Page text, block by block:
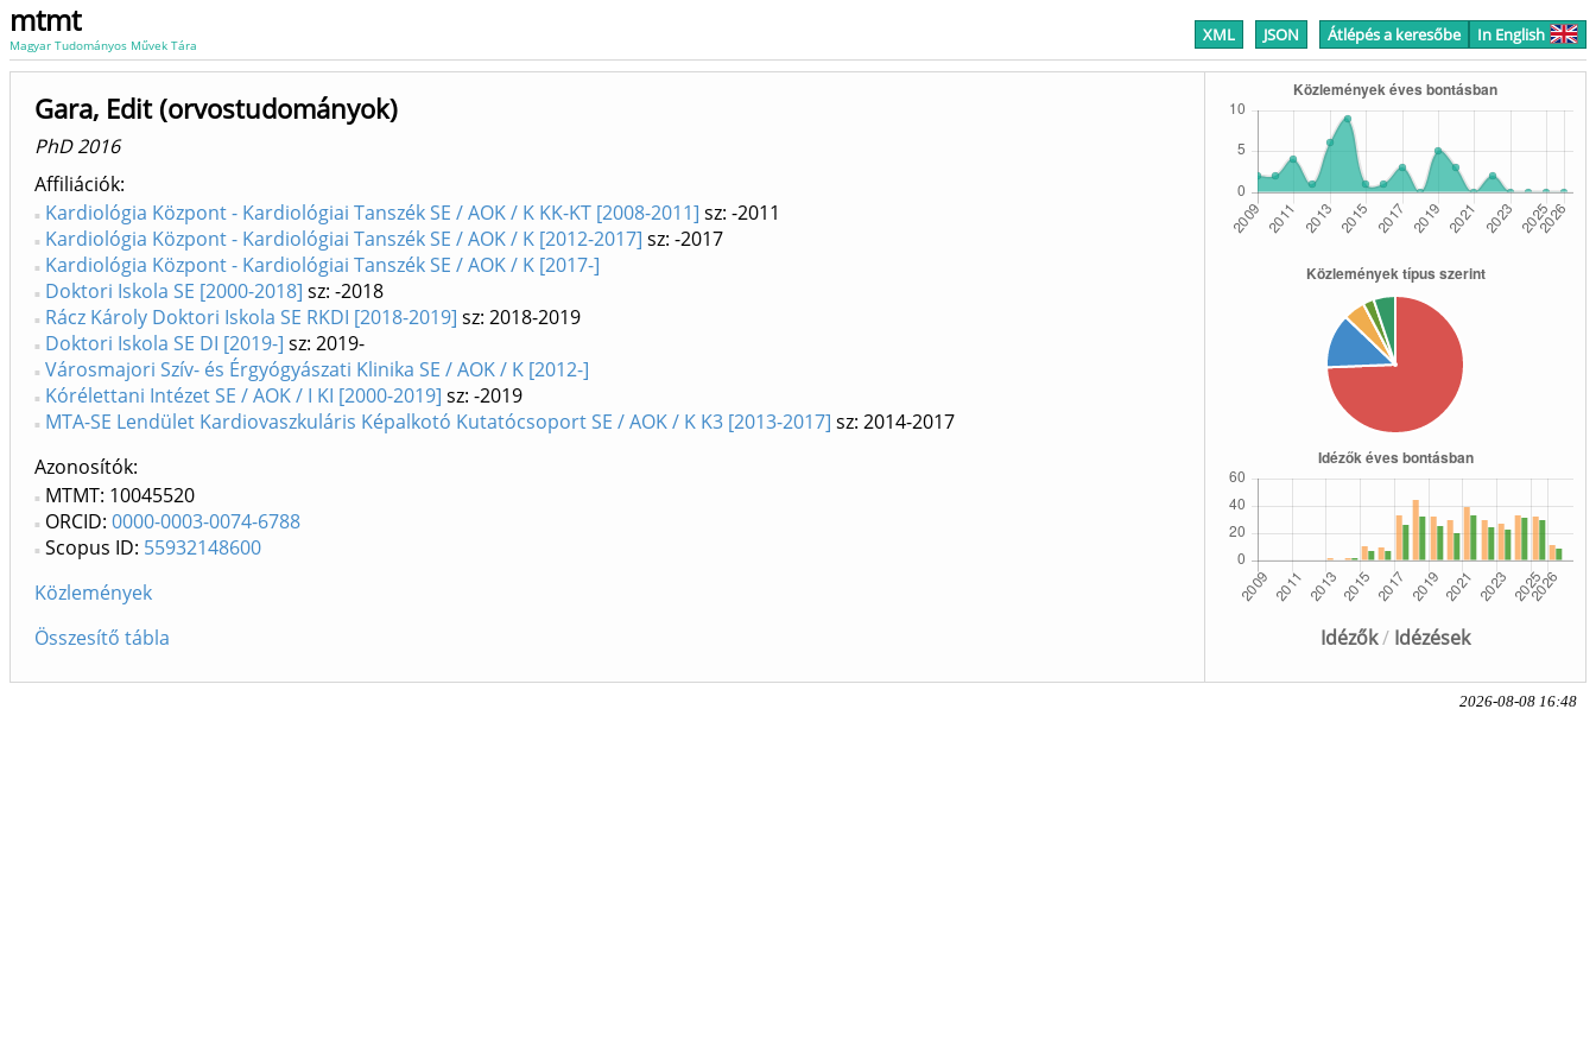
mtmt
Magyar Tudományos Művek Tára XML JSON Átlépés a keresőbe In English
Idézők/ Idézések
Gara, Edit (orvostudományok)
PhD 2016
Affiliációk
Kardiológia Központ - Kardiológiai Tanszék SE / AOK / K KK-KT [2008-2011] sz: -2011
Kardiológia Központ - Kardiológiai Tanszék SE / AOK / K [2012-2017] sz: -2017
Kardiológia Központ - Kardiológiai Tanszék SE / AOK / K [2017-]
Doktori Iskola SE [2000-2018] sz: -2018
Rácz Károly Doktori Iskola SE RKDI [2018-2019] sz: 2018-2019
Doktori Iskola SE DI [2019-] sz: 2019-
Városmajori Szív- és Érgyógyászati Klinika SE / AOK / K [2012-]
Kórélettani Intézet SE / AOK / I KI [2000-2019] sz: -2019
MTA-SE Lendület Kardiovaszkuláris Képalkotó Kutatócsoport SE / AOK / K K3 [2013-2017] sz: 2014-2017
Azonosítók
MTMT: 10045520
ORCID: 0000-0003-0074-6788
Scopus ID: 55932148600
Közlemények
Összesítő tábla
2026-08-08 16:48